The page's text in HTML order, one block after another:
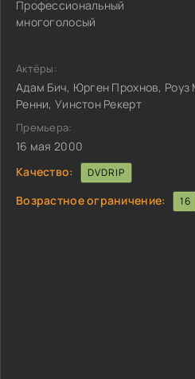
Профессиональный
многоголосый
Актёры:
Адам Бич, Юрген Прохнов, Роуз
Ренни, Уинстон Рекерт
Премьера:
16 мая 2000
Качество:
DVDRIP
Возрастное ограничение: 16